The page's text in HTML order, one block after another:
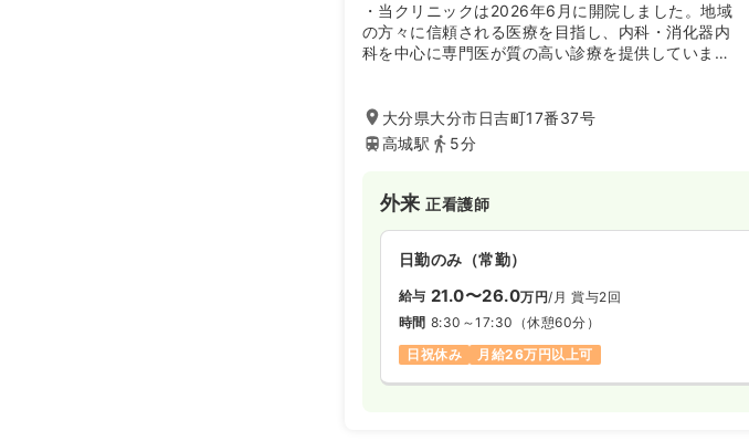
・当クリニックは2026年6月に開院しました。地域
の方々に信頼される医療を目指し、内科・消化器内
科を中心に専門医が質の高い診療を提供していま
内視鏡検査を行っています。
大分県大分市日吉町17番37号
高城駅
5分
外来正看護師
日勤のみ（常勤）
給与 21.0〜26.0万円/月 賞与2回
時間 8:30～17:30 （休憩60分）
日祝休み
月給26万円以上可